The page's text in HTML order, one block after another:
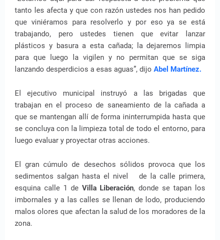
tanto les afecta y que con razón ustedes nos han pedido
que viniéramos para resolverlo y por eso ya se está
trabajando, pero ustedes tienen que evitar lanzar
plásticos y basura a esta cañada; la dejaremos limpia
para que luego la vigilen y no permitan que se siga
lanzando desperdicios a esas aguas”, dijo Abel Martínez.
El ejecutivo municipal instruyó a las brigadas que
trabajan en el proceso de saneamiento de la cañada a
que se mantengan allí de forma ininterrumpida hasta que
se concluya con la limpieza total de todo el entorno, para
luego evaluar y proyectar otras acciones.
El gran cúmulo de desechos sólidos provoca que los
sedimentos salgan hasta el nivel de la calle primera,
esquina calle 1 deVilla Liberación, donde se tapan los
imbornales y a las calles se llenan de lodo, produciendo
malos olores que afectan la salud de los moradores de la
zona.